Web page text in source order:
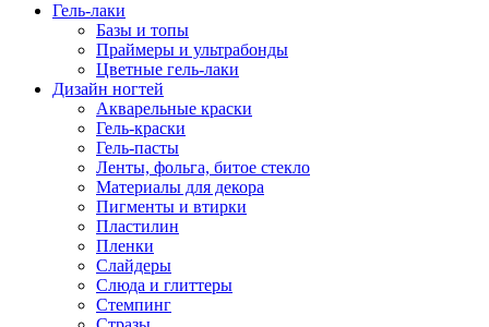
Гель-лаки
Базы и топы
Праймеры и ультрабонды
Цветные гель-лаки
Дизайн ногтей
Акварельные краски
Гель-краски
Гель-пасты
Ленты, фольга, битое стекло
Материалы для декора
Пигменты и втирки
Пластилин
Пленки
Слайдеры
Слюда и глиттеры
Стемпинг